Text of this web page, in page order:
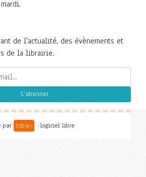
de l'actualité, des évènements et
de la librairie.
S'abonner
par biblys · logiciel libre